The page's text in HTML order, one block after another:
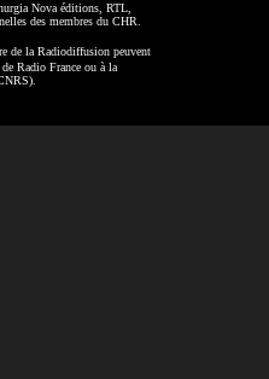
Nova éditions, RTL,
des membres du CHR.
de la Radiodiffusion peuvent
Radio France ou à la